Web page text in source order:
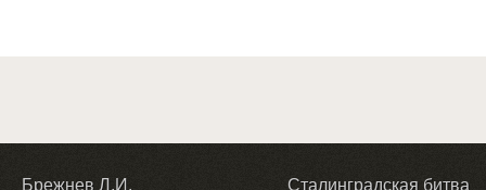
Брежнев Л.И. Сталинградская битва